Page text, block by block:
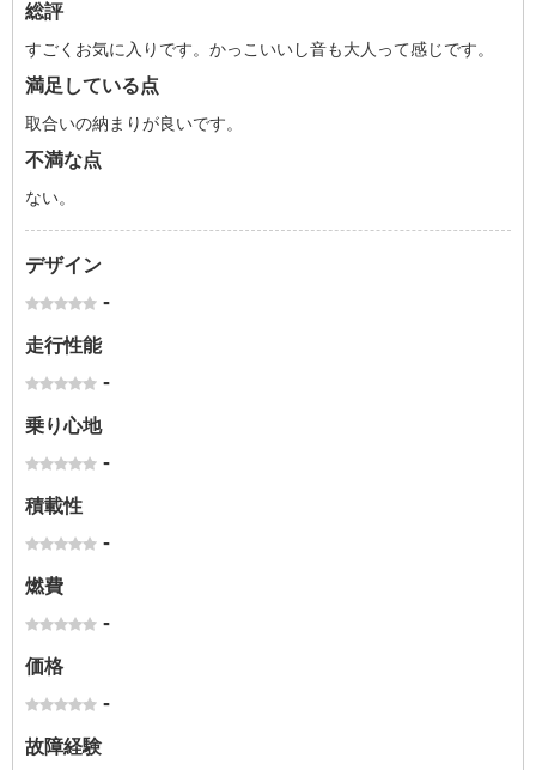
総評
すごくお気に入りです。かっこいいし音も大人って感じです。
満足している点
取合いの納まりが良いです。
不満な点
ない。
デザイン
-
走行性能
-
乗り心地
-
積載性
-
燃費
-
価格
-
故障経験